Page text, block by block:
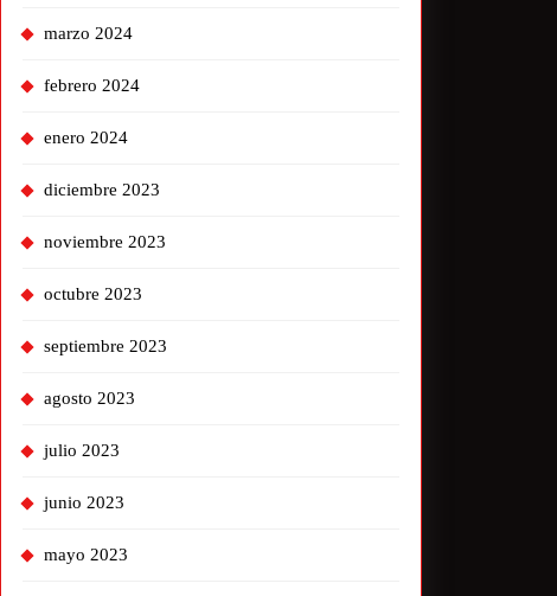
marzo 2024
febrero 2024
enero 2024
diciembre 2023
noviembre 2023
octubre 2023
septiembre 2023
agosto 2023
julio 2023
junio 2023
mayo 2023